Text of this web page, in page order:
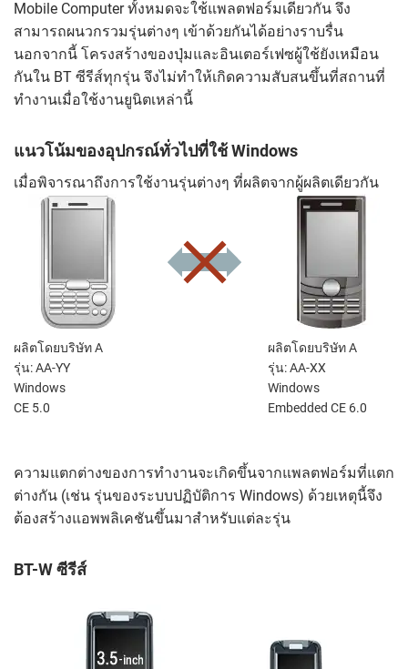
Mobile Computer ทั้งหมดจะใช้แพลตฟอร์มเดียวกัน จึง
สามารถผนวกรวมรุ่นต่างๆ เข้าด้วยกันได้อย่างราบรื่น
นอกจากนี้ โครงสร้างของปุ่มและอินเตอร์เฟซผู้ใช้ยังเหมือน
กันใน BT ซีรีส์ทุกรุ่น จึงไม่ทำให้เกิดความสับสนขึ้นที่สถานที่
ทำงานเมื่อใช้งานยูนิตเหล่านี้
แนวโน้มของอุปกรณ์ทั่วไปที่ใช้ Windows
เมื่อพิจารณาถึงการใช้งานรุ่นต่างๆ ที่ผลิตจากผู้ผลิตเดียวกัน
ผลิตโดยบริษัท A
รุ่น: AA-YY
Windows
CE 5.0
ผลิตโดยบริษัท A
รุ่น: AA-XX
Windows
Embedded CE 6.0
ความแตกต่างของการทำงานจะเกิดขึ้นจากแพลตฟอร์มที่แตก
ต่างกัน (เช่น รุ่นของระบบปฏิบัติการ Windows) ด้วยเหตุนี้จึง
ต้องสร้างแอพพลิเคชันขึ้นมาสำหรับแต่ละรุ่น
BT-W ซีรีส์